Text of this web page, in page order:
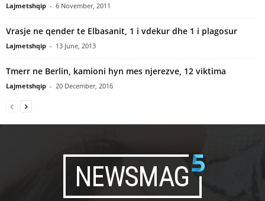
Lajmetshqip - 6 November, 2011
Vrasje ne qender te Elbasanit, 1 i vdekur dhe 1 i plagosur
Lajmetshqip - 13 June, 2013
Tmerr ne Berlin, kamioni hyn mes njerezve, 12 viktima
Lajmetshqip - 20 December, 2016